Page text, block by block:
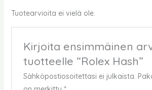
Tuotearvioita ei vielä ole.
Kirjoita ensimmäinen
tuotteelle “Rolex Hash”
Sähköpostiosoitettasi ei julkaista.